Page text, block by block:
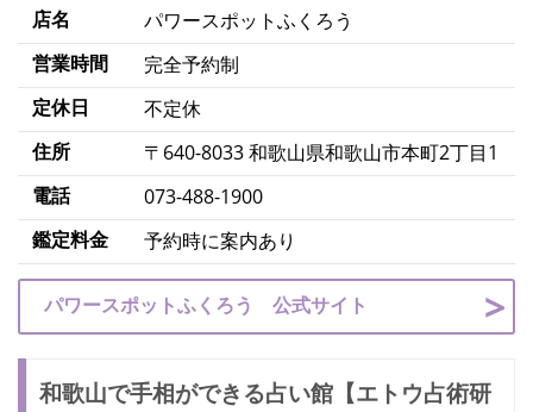
店名
パワースポットふくろう
営業時間
完全予約制
定休日
不定休
住所
〒640-8033 和歌山県和歌山市本町2丁目1
電話
073-488-1900
鑑定料金
予約時に案内あり
パワースポットふくろう 公式サイト
和歌山で手相ができる占い館【エトウ占術研